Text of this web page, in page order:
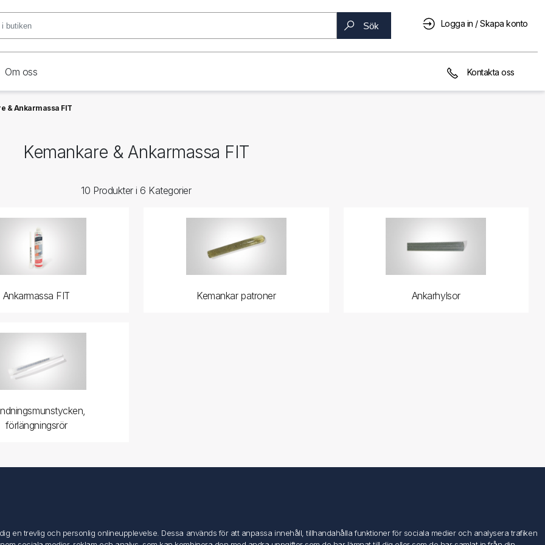
Sök Logga in / Skapa konto
Om oss Kontakta oss
& Ankarmassa FIT
Kemankare & Ankarmassa FIT
10 Produkter i 6 Kategorier
Ankarmassa FIT Kemankar patroner Ankarhylsor
förlängningsrör
Mina ordrar
en trevlig och personlig onlineupplevelse. Dessa används för att anpassa innehåll, tillhandahålla funktioner för sociala medier och analysera trafiken